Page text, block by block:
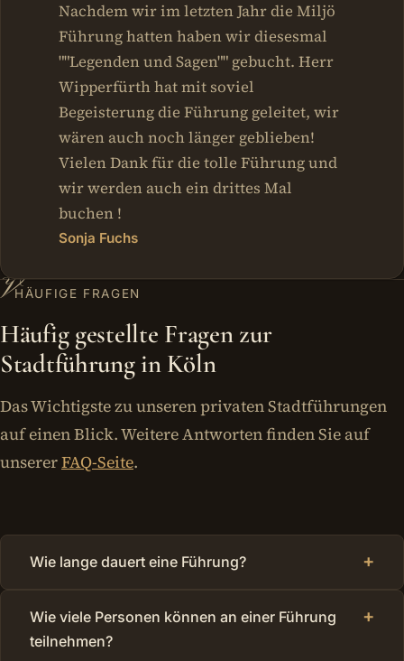
Nachdem wir im letzten Jahr die Miljö
Führung hatten haben wir diesesmal
""Legenden und Sagen"" gebucht. Herr
Wipperfürth hat mit soviel
Begeisterung die Führung geleitet, wir
wären auch noch länger geblieben!
Vielen Dank für die tolle Führung und
wir werden auch ein drittes Mal
buchen !
Sonja Fuchs
VHÄUFIGE FRAGEN
Häufig gestellte Fragen zur
Stadtführung in Köln
Das Wichtigste zu unseren privaten Stadtführungen
auf einen Blick. Weitere Antworten finden Sie auf
unsererFAQ-Seite.
Wie lange dauert eine Führung? +
Wie viele Personen können an einer Führung
teilnehmen?
+